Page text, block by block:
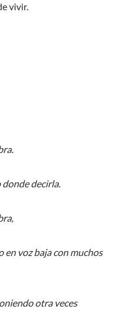
vivir.
donde decirla.
en voz baja con muchos
otra veces